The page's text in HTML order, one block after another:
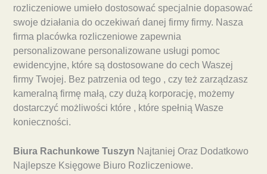
rozliczeniowe umieło dostosować specjalnie dopasować
swoje działania do oczekiwań danej firmy firmy. Nasza
firma placówka rozliczeniowe zapewnia
personalizowane personalizowane usługi pomoc
ewidencyjne, które są dostosowane do cech Waszej
firmy Twojej. Bez patrzenia od tego , czy też zarządzasz
kameralną firmę małą, czy dużą korporację, możemy
dostarczyć możliwości które , które spełnią Wasze
konieczności.
Biura Rachunkowe Tuszyn Najtaniej Oraz Dodatkowo
Najlepsze Księgowe Biuro Rozliczeniowe.